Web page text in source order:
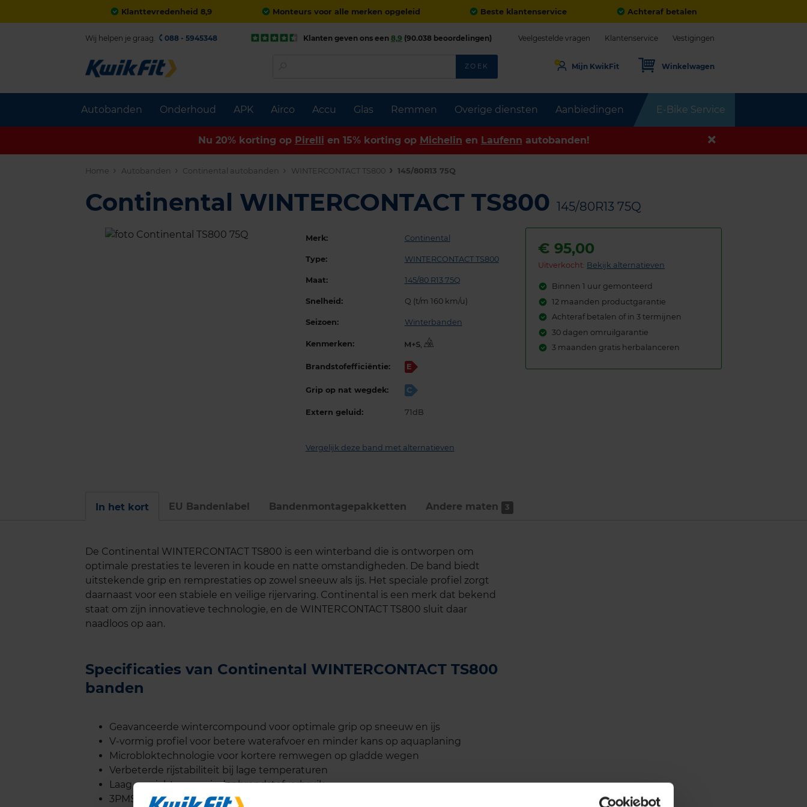
Klanttevredenheid 8,9 Monteurs voor alle merken opgeleid Beste klantenservice Achteraf betalen
Autobanden Onderhoud APK Airco Accu Glas Remmen Overige diensten Aanbiedingen E-Bike Service
Wij helpen je graag. 088 - 5945348 Klanten geven ons een 8,9 (90.038 beoordelingen) Veelgestelde vragen Klantenservice Vestigingen
ZOEK Mijn KwikFit Winkelwagen
Nu 20% korting op Pirelli en 15% korting op Michelin en Laufenn autobanden!
Home Autobanden Continental autobanden WINTERCONTACT TS800 145/80R13 75Q
Continental WINTERCONTACT TS800 145/80R13 75Q
Merk: Continental
Type: WINTERCONTACT TS800
Maat: 145/80 R13 75Q
Snelheid: Q (t/m 160 km/u)
Seizoen: Winterbanden
Kenmerken: ,
Brandstofefficiëntie: E
Grip op nat wegdek: C
Extern geluid: 71dB
Vergelijk deze band met alternatieven
€95,00
Uitverkocht: Bekijk alternatieven
Binnen 1 uur gemonteerd
12 maanden productgarantie
Achteraf betalen of in 3 termijnen
30 dagen omruilgarantie
3 maanden gratis herbalanceren
In het kort EU Bandenlabel Bandenmontage­pakketten Andere maten 3
De Continental WINTERCONTACT TS800 is een winterband die is ontworpen om
optimale prestaties te leveren in koude en natte omstandigheden. De band biedt
uitstekende grip en remprestaties op zowel sneeuw als ijs. Het speciale profiel zorgt
daarnaast voor een stabiele en veilige rijervaring. Continental is een merk dat bekend
staat om zijn innovatieve technologie, en de WINTERCONTACT TS800 sluit daar
naadloos op aan.
Specificaties van Continental WINTERCONTACT TS800
banden
Geavanceerde wintercompound voor optimale grip op sneeuw en ijs
V-vormig profiel voor betere waterafvoer en minder kans op aquaplaning
Microbloktechnologie voor kortere remwegen op gladde wegen
Verbeterde rijstabiliteit bij lage temperaturen
Laag gewicht voor minder brandstofverbruik
3PMSF-symbool (Three Peak Mountain Snowflake), wat betekent dat de band